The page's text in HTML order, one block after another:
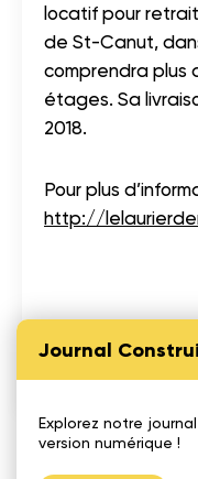
Journal
Explorez notre
version numérique !
locatif pour
de St-Canut,
comprendra plus
étages. Sa
2018.
Pour plus
http://